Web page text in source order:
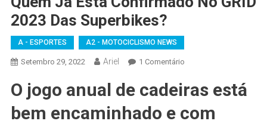
2023 Das Superbikes?
A - ESPORTES A2 - MOTOCICLISMO NEWS
Setembro 29, 2022 Ariel 1 ComentárioEm
NEWS
WSBK:
O jogo anual de cadeiras está
bem encaminhado e com